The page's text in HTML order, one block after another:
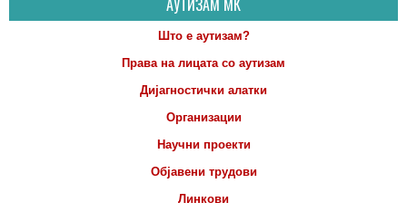
Што е аутизам?
Права на лицата со аутизам
Дијагностички алатки
Организации
Научни проекти
Објавени трудови
Линкови